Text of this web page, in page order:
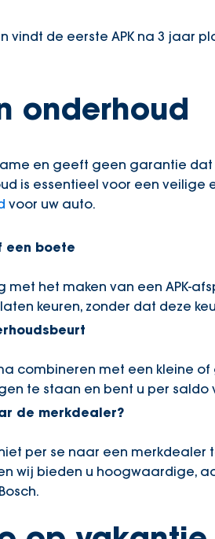
vindt de eerste APK na 3 jaar
onderhoud
en geeft geen garantie
is essentieel voor een veilige
voor uw auto.
een boete
met het maken van een APK-
keuren, zonder dat deze
combineren met een kleine
te staan en bent u per saldo
de merkdealer?
per se naar een
wij bieden u hoogwaardige,